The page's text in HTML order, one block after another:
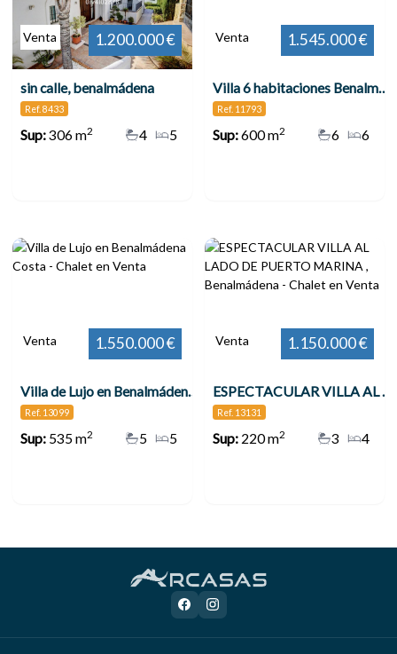
Venta 1.200.000 €
sin calle, benalmádena
Ref. 8433
Sup:306 m2 5
4
Venta 1.545.000 €
Villa 6 habitaciones Benalmádena
Ref. 11793
Sup:600 m2 6
6
Venta 1.550.000 €
Villa de Lujo en Benalmádena Costa
Ref. 13099
Sup:535 m2 5
5
Venta 1.150.000 €
ESPECTACULAR VILLA AL LADO DE PUERTO MARINA , Benalmádena
Ref. 13131
Sup:220 m2 4
3